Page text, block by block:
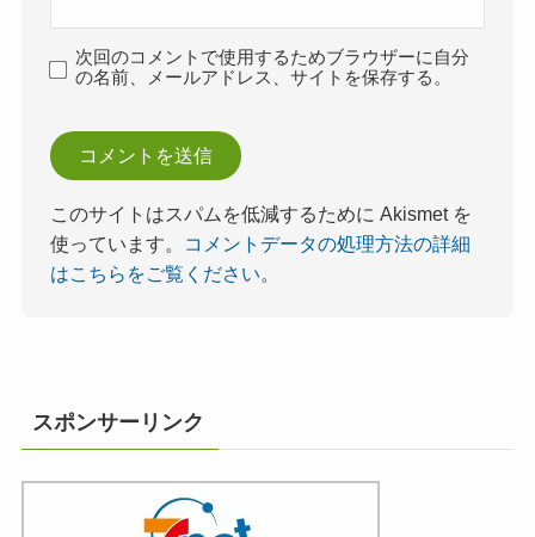
次回のコメントで使用するためブラウザーに自分
の名前、メールアドレス、サイトを保存する。
このサイトはスパムを低減するために Akismet を
使っています。
コメントデータの処理方法の詳細
はこちらをご覧ください。
スポンサーリンク